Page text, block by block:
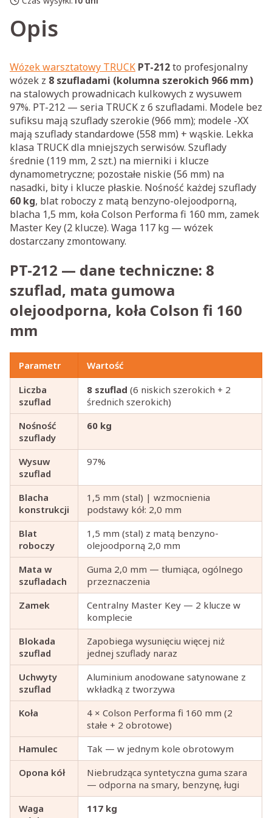
Opis
Wózek warsztatowy TRUCK PT-212to profesjonalny
wózek z 8 szufladami (kolumna szerokich 966 mm)
na stalowych prowadnicach kulkowych z wysuwem
97%. PT-212 — seria TRUCK z 6 szufladami. Modele bez
sufiksu mają szuflady szerokie (966 mm); modele -XX
mają szuflady standardowe (558 mm) + wąskie. Lekka
klasa TRUCK dla mniejszych serwisów. Szuflady
średnie (119 mm, 2 szt.) na mierniki i klucze
dynamometryczne; pozostałe niskie (56 mm) na
nasadki, bity i klucze płaskie. Nośność każdej szuflady
60 kg, blat roboczy z matą benzyno-olejoodporną,
blacha 1,5 mm, koła Colson Performa fi 160 mm, zamek
Master Key (2 klucze). Waga 117 kg — wózek
dostarczany zmontowany.
PT-212 — dane techniczne: 8
szuflad, mata gumowa
olejoodporna, koła Colson fi 160
mm
Parametr
Wartość
Liczba
szuflad
8 szuflad (6 niskich szerokich + 2
średnich szerokich)
Nośność
szuflady
60 kg
Wysuw
szuflad
97%
Blacha
konstrukcji
1,5 mm (stal) | wzmocnienia
podstawy kół: 2,0 mm
Blat
roboczy
1,5 mm (stal) z matą benzyno-
olejoodporną 2,0 mm
Mata w
szufladach
Guma 2,0 mm — tłumiąca, ogólnego
przeznaczenia
Zamek
Centralny Master Key — 2 klucze w
komplecie
Blokada
szuflad
Zapobiega wysunięciu więcej niż
jednej szuflady naraz
Uchwyty
szuflad
Aluminium anodowane satynowane z
wkładką z tworzywa
Koła
4 × Colson Performa fi 160 mm (2
stałe + 2 obrotowe)
Hamulec
Tak — w jednym kole obrotowym
Opona kół
Niebrudząca syntetyczna guma szara
— odporna na smary, benzynę, ługi
Waga
117 kg